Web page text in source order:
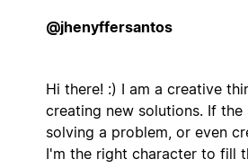
@jhenyffersantos
Hi there! :) I am a creative
creating new solutions. If the
solving a problem, or even
I'm the right character to fill